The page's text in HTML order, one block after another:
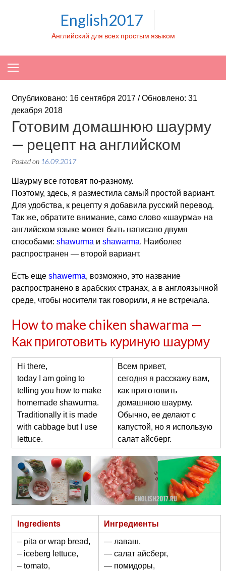
English2017
Английский для всех простым языком
Опубликовано: 16 сентября 2017 / Обновлено: 31
декабря 2018
Готовим домашнюю шаурму
— рецепт на английском
Posted on 16.09.2017
Шаурму все готовят по-разному.
Поэтому, здесь, я разместила самый простой вариант.
Для удобства, к рецепту я добавила русский перевод.
Так же, обратите внимание, само слово «шаурма» на
английском языке может быть написано двумя
способами: shawurma и shawarma. Наиболее
распространен — второй вариант.
Есть еще shawerma, возможно, это название
распространено в арабских странах, а в англоязычной
среде, чтобы носители так говорили, я не встречала.
How to make chiken shawarma —
Как приготовить куриную шаурму
Hi there,
today I am going to
telling you how to make
homemade shawurma.
Traditionally it is made
with cabbage but I use
lettuce.
Всем привет,
сегодня я расскажу вам,
как приготовить
домашнюю шаурму.
Обычно, ее делают с
капустой, но я использую
салат айсберг.
Ingredients Ингредиенты
– pita or wrap bread,
– iceberg lettuce,
– tomato,
— лаваш,
— салат айсберг,
— помидоры,